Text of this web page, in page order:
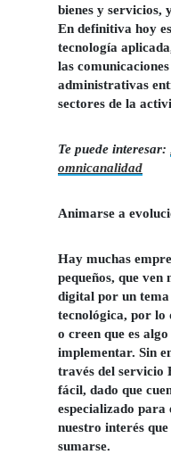
bienes y servicios,
En definitiva hoy
tecnología
las
administrativas
sectores de la
Te puede interesar:
omnicanalidad
Animarse a
Hay muchas
pequeños, que
digital por un
tecnológica, por lo
o creen que es
implementar. Sin
través del servicio
fácil, dado que
especializado para
nuestro interés
sumarse.